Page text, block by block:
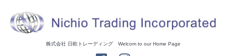
株式会社 日欧トレーディング Welcom to our Home Page